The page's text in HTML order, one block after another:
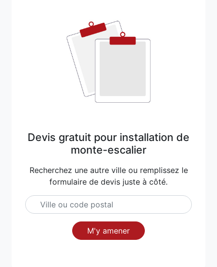
Devis gratuit pour installation de
monte-escalier
Recherchez une autre ville ou remplissez le
formulaire de devis juste à côté.
M'y amener